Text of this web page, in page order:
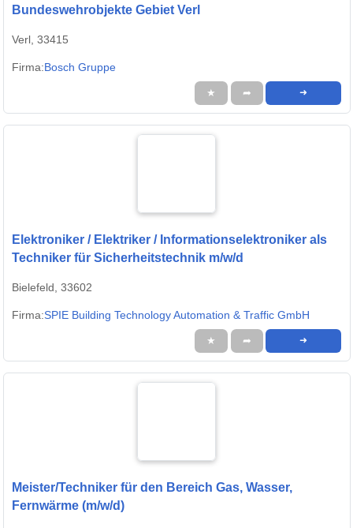
Bundeswehrobjekte Gebiet Verl
Verl, 33415
Firma:Bosch Gruppe
★ ➦ ➜
Elektroniker / Elektriker / Informationselektroniker als
Techniker für Sicherheitstechnik m/w/d
Bielefeld, 33602
Firma:SPIE Building Technology Automation & Traffic GmbH
★ ➦ ➜
Meister/Techniker für den Bereich Gas, Wasser,
Fernwärme (m/w/d)